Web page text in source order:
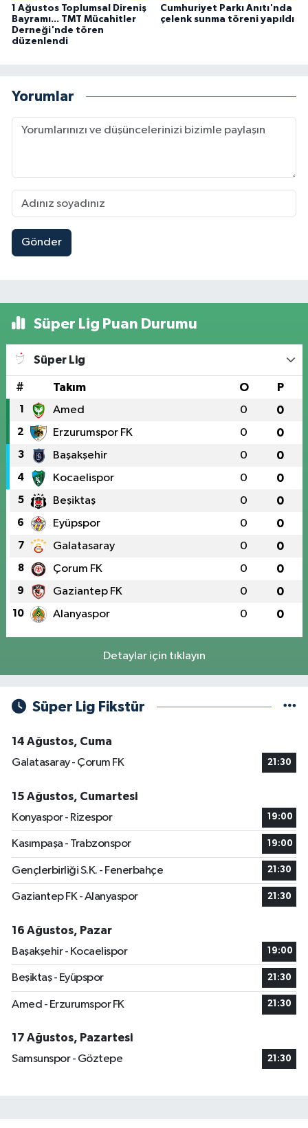
1 Ağustos Toplumsal Direniş
Bayramı... TMT Mücahitler
Derneği'nde tören
düzenlendi
Cumhuriyet Parkı Anıtı'nda
çelenk sunma töreni yapıldı
Yorumlar
Gönder
Süper Lig Puan Durumu
Süper Lig
# Takım O P
1 Amed 0 0
2 Erzurumspor FK 0 0
3 Başakşehir 0 0
4 Kocaelispor 0 0
5 Beşiktaş 0 0
6 Eyüpspor 0 0
7 Galatasaray 0 0
8 Çorum FK 0 0
9 Gaziantep FK 0 0
10 Alanyaspor 0 0
Detaylar için tıklayın
Süper Lig Fikstür
14 Ağustos, Cuma
Galatasaray - Çorum FK
21:30
15 Ağustos, Cumartesi
Konyaspor - Rizespor
19:00
Kasımpaşa - Trabzonspor 19:00
Gençlerbirliği S.K. - Fenerbahçe 21:30
Gaziantep FK - Alanyaspor 21:30
16 Ağustos, Pazar
Başakşehir - Kocaelispor
19:00
Beşiktaş - Eyüpspor 21:30
Amed - Erzurumspor FK 21:30
17 Ağustos, Pazartesi
Samsunspor - Göztepe
21:30